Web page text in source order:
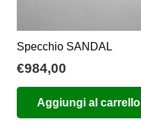
Specchio SANDAL
€984,00
Aggiungi al carrello